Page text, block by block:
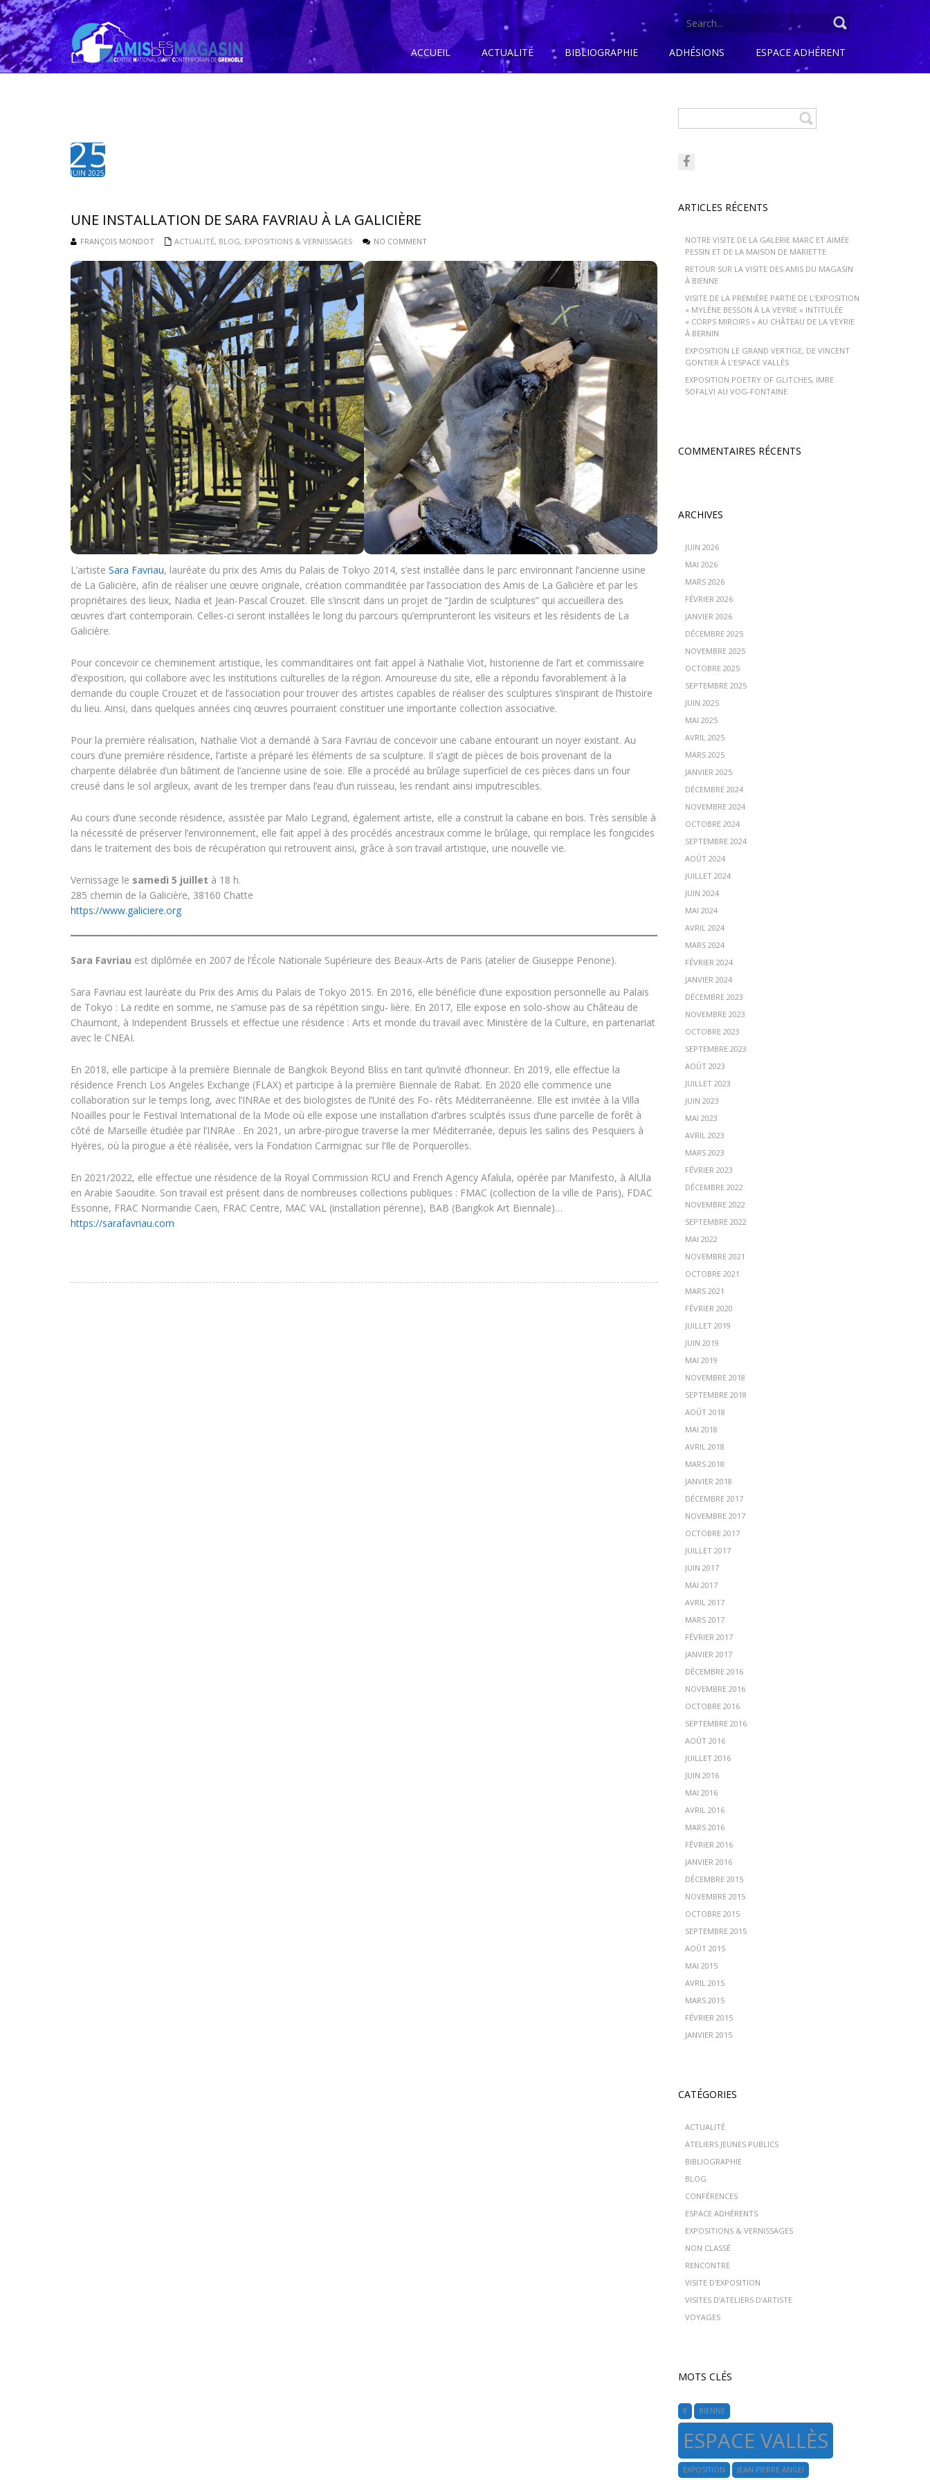
SEARCH
ACCUEIL
ACTUALITÉ BIBLIOGRAPHIE ADHÉSIONS ESPACE ADHÉRENT
25
JUIN 2025
UNE INSTALLATION DE SARA FAVRIAU À LA GALICIÈRE
FRANÇOIS MONDOT ACTUALITÉ, BLOG, EXPOSITIONS & VERNISSAGES NO COMMENT
L’artiste Sara Favriau, lauréate du prix des Amis du Palais de Tokyo 2014, s’est installée dans le parc environnant l’ancienne usine
de La Galicière, afin de réaliser une œuvre originale, création commanditée par l’association des Amis de La Galicière et par les
propriétaires des lieux, Nadia et Jean-Pascal Crouzet. Elle s’inscrit dans un projet de “Jardin de sculptures” qui accueillera des
œuvres d’art contemporain. Celles-ci seront installées le long du parcours qu’emprunteront les visiteurs et les résidents de La
Galicière.
Pour concevoir ce cheminement artistique, les commanditaires ont fait appel à Nathalie Viot, historienne de l’art et commissaire
d’exposition, qui collabore avec les institutions culturelles de la région. Amoureuse du site, elle a répondu favorablement à la
demande du couple Crouzet et de l’association pour trouver des artistes capables de réaliser des sculptures s’inspirant de l’histoire
du lieu. Ainsi, dans quelques années cinq œuvres pourraient constituer une importante collection associative.
Pour la première réalisation, Nathalie Viot a demandé à Sara Favriau de concevoir une cabane entourant un noyer existant. Au
cours d’une première résidence, l’artiste a préparé les éléments de sa sculpture. Il s’agit de pièces de bois provenant de la
charpente délabrée d’un bâtiment de l’ancienne usine de soie. Elle a procédé au brûlage superficiel de ces pièces dans un four
creusé dans le sol argileux, avant de les tremper dans l’eau d’un ruisseau, les rendant ainsi imputrescibles.
Au cours d’une seconde résidence, assistée par Malo Legrand, également artiste, elle a construit la cabane en bois. Très sensible à
la nécessité de préserver l’environnement, elle fait appel à des procédés ancestraux comme le brûlage, qui remplace les fongicides
dans le traitement des bois de récupération qui retrouvent ainsi, grâce à son travail artistique, une nouvelle vie.
Vernissage le samedi 5 juillet à 18 h.
285 chemin de la Galicière, 38160 Chatte
https://www.galiciere.org
Sara Favriau est diplômée en 2007 de l’École Nationale Supérieure des Beaux-Arts de Paris (atelier de Giuseppe Penone).
Sara Favriau est lauréate du Prix des Amis du Palais de Tokyo 2015. En 2016, elle bénéficie d’une exposition personnelle au Palais
de Tokyo : La redite en somme, ne s’amuse pas de sa répétition singu- lière. En 2017, Elle expose en solo-show au Château de
Chaumont, à Independent Brussels et effectue une résidence : Arts et monde du travail avec Ministère de la Culture, en partenariat
avec le CNEAI.
En 2018, elle participe à la première Biennale de Bangkok Beyond Bliss en tant qu’invité d’honneur. En 2019, elle effectue la
résidence French Los Angeles Exchange (FLAX) et participe à la première Biennale de Rabat. En 2020 elle commence une
collaboration sur le temps long, avec l’INRAe et des biologistes de l’Unité des Fo- rêts Méditerranéenne. Elle est invitée à la Villa
Noailles pour le Festival International de la Mode où elle expose une installation d’arbres sculptés issus d’une parcelle de forêt à
côté de Marseille étudiée par l’INRAe . En 2021, un arbre-pirogue traverse la mer Méditerranée, depuis les salins des Pesquiers à
Hyères, où la pirogue a été réalisée, vers la Fondation Carmignac sur l’Ile de Porquerolles.
En 2021/2022, elle effectue une résidence de la Royal Commission RCU and French Agency Afalula, opérée par Manifesto, à AlUla
en Arabie Saoudite. Son travail est présent dans de nombreuses collections publiques : FMAC (collection de la ville de Paris), FDAC
Essonne, FRAC Normandie Caen, FRAC Centre, MAC VAL (installation pérenne), BAB (Bangkok Art Biennale)…
https://sarafavriau.com
ARTICLES RÉCENTS
NOTRE VISITE DE LA GALERIE MARC ET AIMÉE
PESSIN ET DE LA MAISON DE MARIETTE
RETOUR SUR LA VISITE DES AMIS DU MAGASIN
À BIENNE
VISITE DE LA PREMIÈRE PARTIE DE L’EXPOSITION
« MYLÈNE BESSON À LA VEYRIE » INTITULÉE
« CORPS MIROIRS » AU CHÂTEAU DE LA VEYRIE
À BERNIN
EXPOSITION LE GRAND VERTIGE, DE VINCENT
GONTIER À L’ESPACE VALLÈS
EXPOSITION POETRY OF GLITCHES, IMRE
SOFALVI AU VOG-FONTAINE
COMMENTAIRES RÉCENTS
ARCHIVES
JUIN 2026
MAI 2026
MARS 2026
FÉVRIER 2026
JANVIER 2026
DÉCEMBRE 2025
NOVEMBRE 2025
OCTOBRE 2025
SEPTEMBRE 2025
JUIN 2025
MAI 2025
AVRIL 2025
MARS 2025
JANVIER 2025
DÉCEMBRE 2024
NOVEMBRE 2024
OCTOBRE 2024
SEPTEMBRE 2024
AOÛT 2024
JUILLET 2024
JUIN 2024
MAI 2024
AVRIL 2024
MARS 2024
FÉVRIER 2024
JANVIER 2024
DÉCEMBRE 2023
NOVEMBRE 2023
OCTOBRE 2023
SEPTEMBRE 2023
AOÛT 2023
JUILLET 2023
JUIN 2023
MAI 2023
AVRIL 2023
MARS 2023
FÉVRIER 2023
DÉCEMBRE 2022
NOVEMBRE 2022
SEPTEMBRE 2022
MAI 2022
NOVEMBRE 2021
OCTOBRE 2021
MARS 2021
FÉVRIER 2020
JUILLET 2019
JUIN 2019
MAI 2019
NOVEMBRE 2018
SEPTEMBRE 2018
AOÛT 2018
MAI 2018
AVRIL 2018
MARS 2018
JANVIER 2018
DÉCEMBRE 2017
NOVEMBRE 2017
OCTOBRE 2017
JUILLET 2017
JUIN 2017
MAI 2017
AVRIL 2017
MARS 2017
FÉVRIER 2017
JANVIER 2017
DÉCEMBRE 2016
NOVEMBRE 2016
OCTOBRE 2016
SEPTEMBRE 2016
AOÛT 2016
JUILLET 2016
JUIN 2016
MAI 2016
AVRIL 2016
MARS 2016
FÉVRIER 2016
JANVIER 2016
DÉCEMBRE 2015
NOVEMBRE 2015
OCTOBRE 2015
SEPTEMBRE 2015
AOÛT 2015
MAI 2015
AVRIL 2015
MARS 2015
FÉVRIER 2015
JANVIER 2015
CATÉGORIES
ACTUALITÉ
ATELIERS JEUNES PUBLICS
BIBLIOGRAPHIE
BLOG
CONFÉRENCES
ESPACE ADHÉRENTS
EXPOSITIONS & VERNISSAGES
NON CLASSÉ
RENCONTRE
VISITE D'EXPOSITION
VISITES D’ATELIERS D’ARTISTE
VOYAGES
MOTS CLÉS
8 BIENNE
ESPACE VALLÈS
EXPOSITION JEAN-PIERRE ANGEI